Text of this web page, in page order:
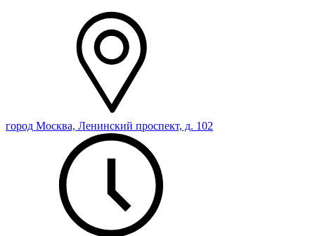
город Москва, Ленинский проспект, д. 102